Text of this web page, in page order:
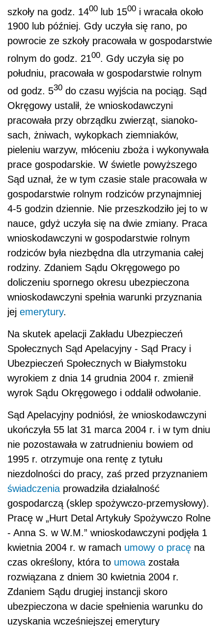
szkoły na godz. 1400 lub 1500 i wracała około
1900 lub później. Gdy uczyła się rano, po
powrocie ze szkoły pracowała w gospodarstwie
rolnym do godz. 2100. Gdy uczyła się po
południu, pracowała w gospodarstwie rolnym
od godz. 530 do czasu wyjścia na pociąg. Sąd
Okręgowy ustalił, że wnioskodawczyni
pracowała przy obrządku zwierząt, sianoko­
sach, żniwach, wykopkach ziemniaków,
pieleniu warzyw, młóceniu zboża i wykonywała
prace gospodarskie. W świetle powyższego
Sąd uznał, że w tym czasie stale pracowała w
gospodarstwie rolnym rodziców przynajmniej
4-5 godzin dziennie. Nie przeszkodziło jej to w
nauce, gdyż uczyła się na dwie zmiany. Praca
wnioskodaw­czyni w gospodarstwie rolnym
rodziców była niezbędna dla utrzymania całej
rodziny. Zdaniem Sądu Okręgowego po
doliczeniu spornego okresu ubezpieczona
wniosko­dawczyni spełnia warunki przyznania
jej emerytury.
Na skutek apelacji Zakładu Ubezpieczeń
Społecznych Sąd Apelacyjny - Sąd Pracy i
Ubezpieczeń Społecznych w Białymstoku
wyrokiem z dnia 14 grudnia 2004 r. zmienił
wyrok Sądu Okręgowego i oddalił odwołanie.
Sąd Apelacyjny podniósł, że wnioskodawczyni
ukończyła 55 lat 31 marca 2004 r. i w tym dniu
nie pozostawała w zatrudnieniu bowiem od
1995 r. otrzymuje ona rentę z tytułu
niezdolności do pracy, zaś przed przyznaniem
świadczenia prowadziła działalność
gospodarczą (sklep spożywczo-przemysłowy).
Pracę w „Hurt Detal Artykuły Spożywczo Rolne
- Anna S. w W.M.” wnioskodawczyni podjęła 1
kwietnia 2004 r. w ramach umowy o pracę na
czas określony, która to umowa została
rozwiązana z dniem 30 kwietnia 2004 r.
Zdaniem Sądu drugiej instancji skoro
ubezpieczona w dacie spełnienia warunku do
uzyskania wcześniejszej emerytury